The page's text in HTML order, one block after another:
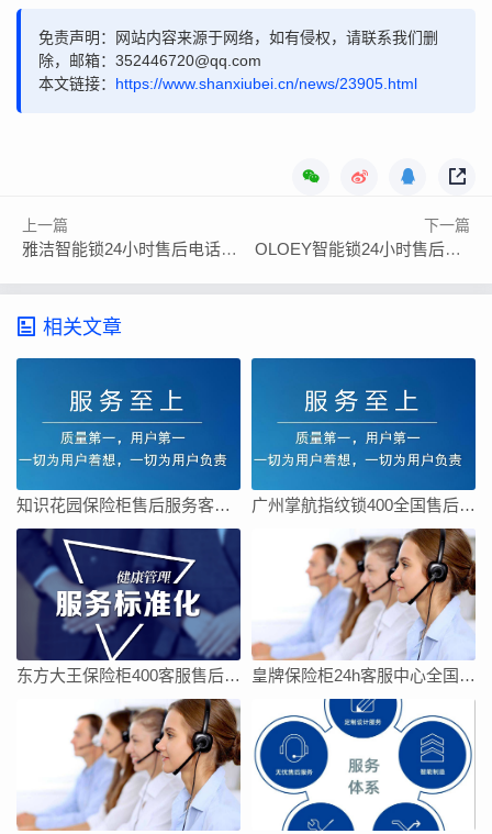
免责声明：网站内容来源于网络，如有侵权，请联系我们删
除，邮箱：352446720@qq.com
本文链接： https://www.shanxiubei.cn/news/23905.html
上一篇
雅洁智能锁24小时售后电话号码400热线
下一篇
OLOEY智能锁24小时售后服务客服热线全国
相关文章
知识花园保险柜售后服务客服电话 广州掌航指纹锁400全国售后客服电话24小时人工电话
东方大王保险柜400客服售后全国售后服务电话号码 皇牌保险柜24h客服中心全国统一网点